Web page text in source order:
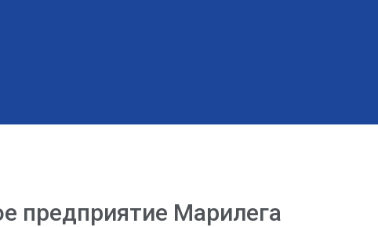
предприятие Марилега